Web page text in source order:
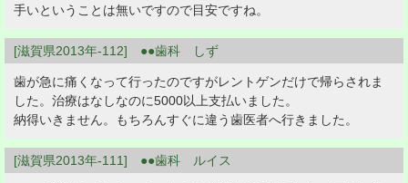
手いということは無いですので目安ですね。
[滋賀県2013年-112] ●●歯科 しず
歯が急に痛くなって行ったのですがレントゲンだけで帰らされま
した。治療はなしなのに5000以上支払いました。
納得いきません。もちろんすぐに違う歯医者へ行きました。
[滋賀県2013年-111] ●●歯科 ルイス